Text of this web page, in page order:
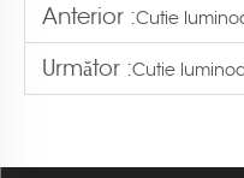
Anterior :Cutie luminoasă
Următor :Cutie luminoasă SEG